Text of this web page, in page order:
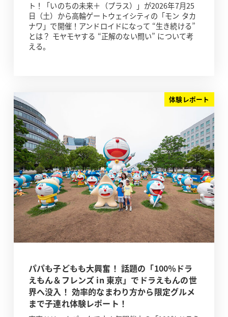
ト！「いのちの未来＋（プラス）」が2026年7月25
日（土）から高輪ゲートウェイシティの「モン タカ
ナワ」で開催！アンドロイドになって “生き続ける”
とは？ モヤモヤする “正解のない問い” について考
える。
体験レポート
パパも子どもも大興奮！ 話題の「100％ドラ
えもん＆フレンズ in 東京」でドラえもんの世
界へ没入！ 効率的なまわり方から限定グルメ
まで子連れ体験レポート！